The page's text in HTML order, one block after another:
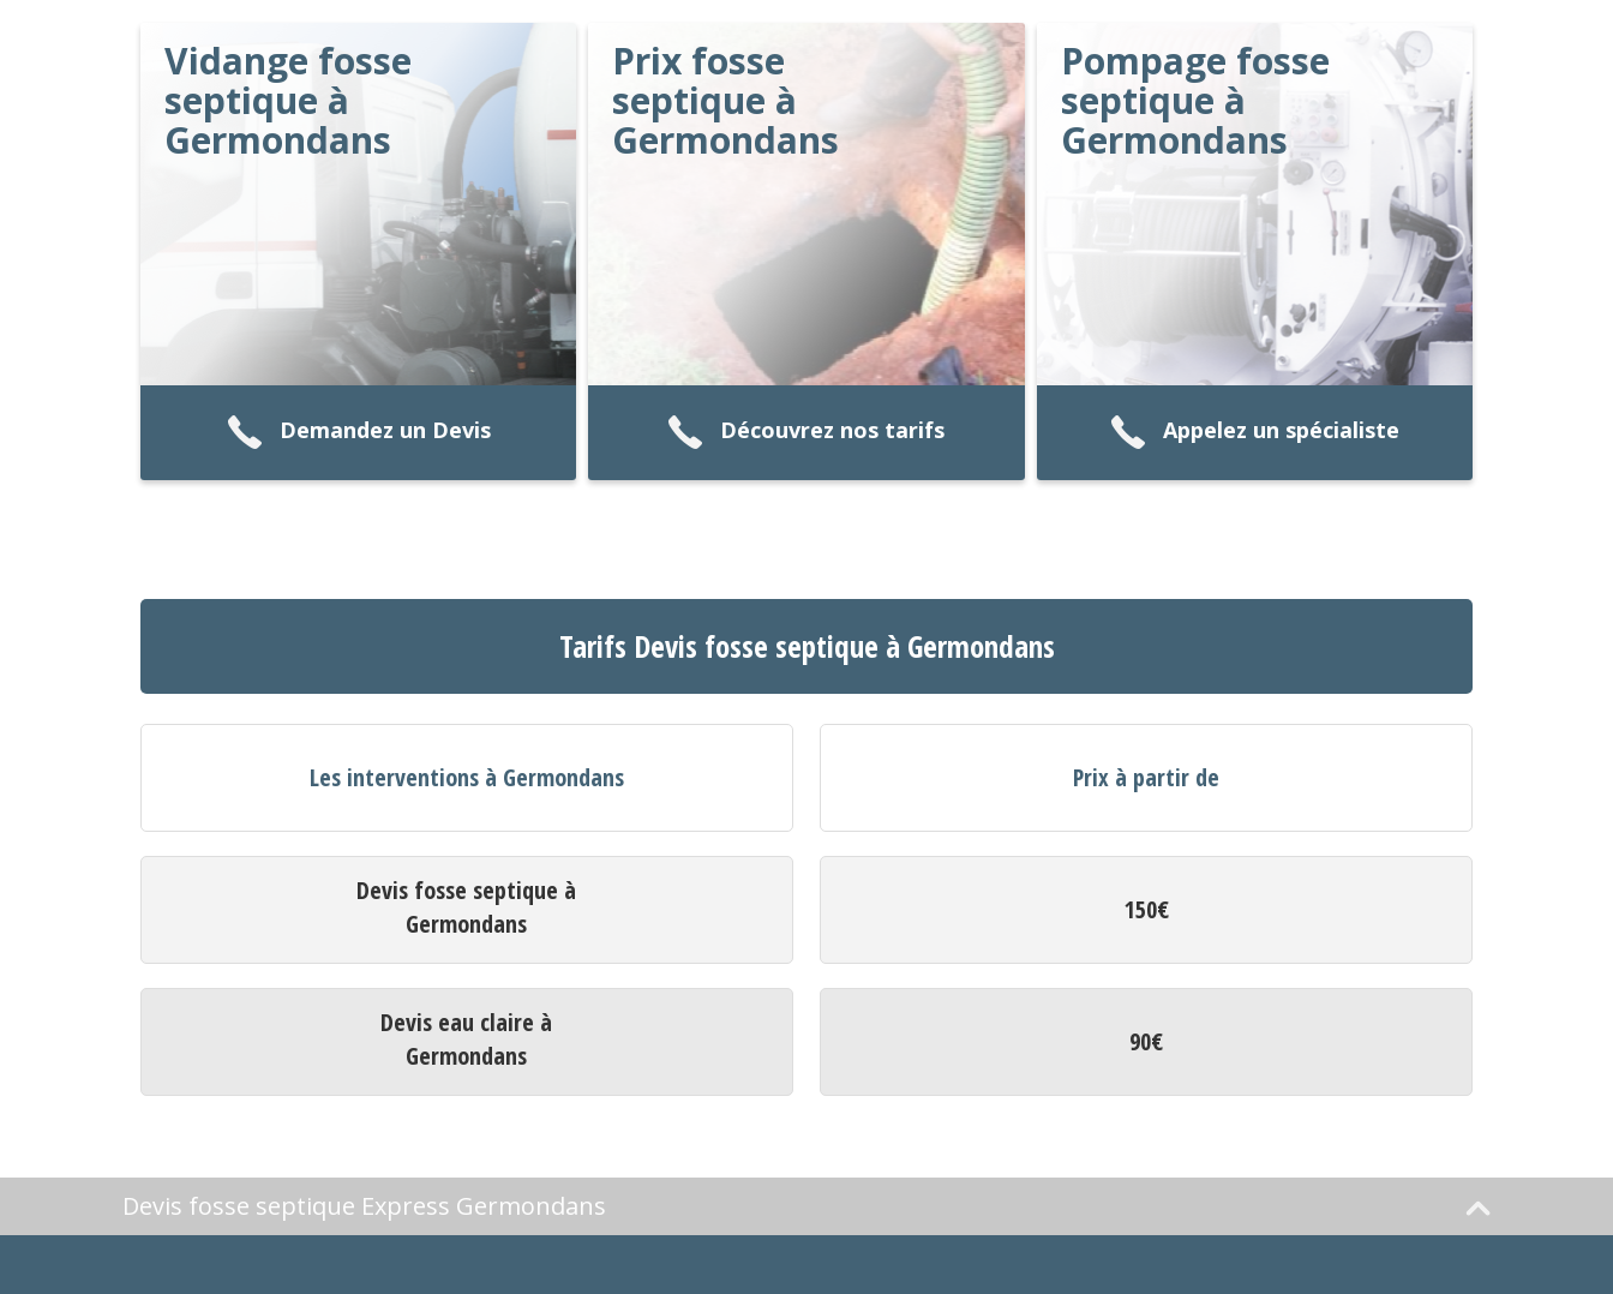
Vidange fosse
septique à
Germondans
Demandez un Devis
Prix fosse
septique à
Germondans
Découvrez nos tarifs
Pompage fosse
septique à
Germondans
Appelez un spécialiste
Tarifs Devis fosse septique à Germondans
Les interventions à Germondans Prix à partir de
Devis fosse septique à
Germondans
150€
Devis eau claire à
Germondans
90€
Devis fosse septique Express Germondans